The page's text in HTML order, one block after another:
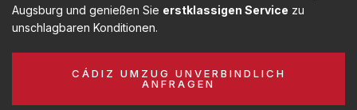
Augsburg und genießen Sie erstklassigen Service zu
unschlagbaren Konditionen.
CÁDIZ UMZUG UNVERBINDLICH
ANFRAGEN